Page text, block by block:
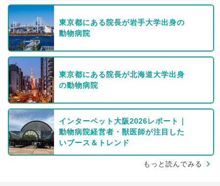
東京都にある院長が岩手大学出身の
動物病院
東京都にある院長が北海道大学出身
の動物病院
インターペット大阪2026レポート｜
動物病院経営者・獣医師が注目した
いブース＆トレンド
もっと読んでみる